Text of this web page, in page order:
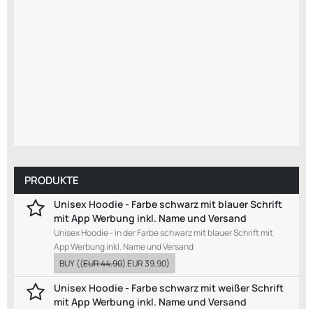
PRODUKTE
Unisex Hoodie - Farbe schwarz mit blauer Schrift
mit App Werbung inkl. Name und Versand
Unisex Hoodie - in der Farbe schwarz mit blauer Schrift mit
App Werbung inkl. Name und Versand
BUY((EUR 44.90)EUR 39.90)
Unisex Hoodie - Farbe schwarz mit weißer Schrift
mit App Werbung inkl. Name und Versand